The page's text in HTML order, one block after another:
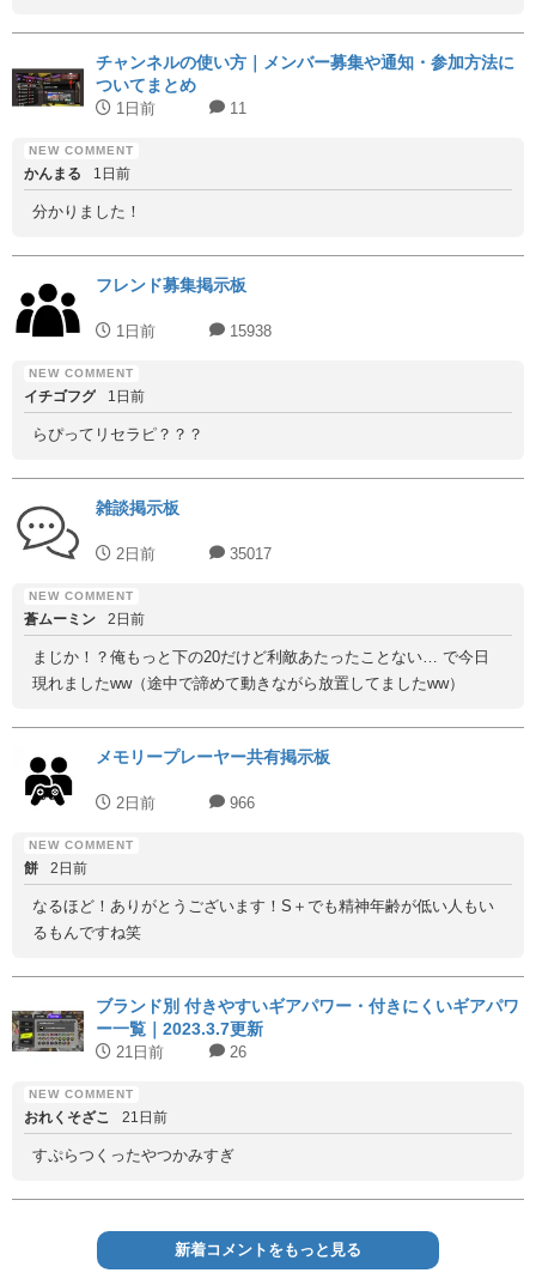
チャンネルの使い方｜メンバー募集や通知・参加方法に
ついてまとめ
1日前 11
かんまる 1日前
分かりました！
フレンド募集掲示板
1日前 15938
イチゴフグ 1日前
らぴってリセラピ？？？
雑談掲示板
2日前 35017
蒼ムーミン 2日前
まじか！？俺もっと下の20だけど利敵あたったことない… で今日
現れましたww（途中で諦めて動きながら放置してましたww）
メモリープレーヤー共有掲示板
2日前 966
餅 2日前
なるほど！ありがとうございます！S＋でも精神年齢が低い人もい
るもんですね笑
ブランド別 付きやすいギアパワー・付きにくいギアパワ
ー一覧｜2023.3.7更新
21日前 26
おれくそざこ 21日前
すぷらつくったやつかみすぎ
新着コメントをもっと見る